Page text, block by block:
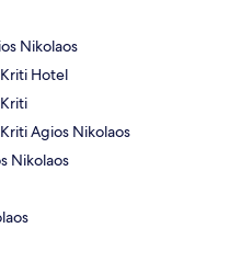
Nikolaos
Hotel
Agios Nikolaos
Nikolaos